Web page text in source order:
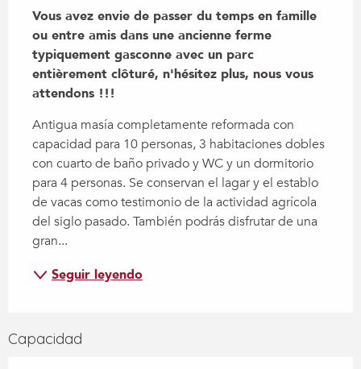
Vous avez envie de passer du temps en famille
ou entre amis dans une ancienne ferme
typiquement gasconne avec un parc
entièrement clôturé, n'hésitez plus, nous vous
attendons !!!
Antigua masía completamente reformada con
capacidad para 10 personas, 3 habitaciones dobles
con cuarto de baño privado y WC y un dormitorio
para 4 personas. Se conservan el lagar y el establo
de vacas como testimonio de la actividad agrícola
del siglo pasado. También podrás disfrutar de una
gran...
Seguir leyendo
Capacidad